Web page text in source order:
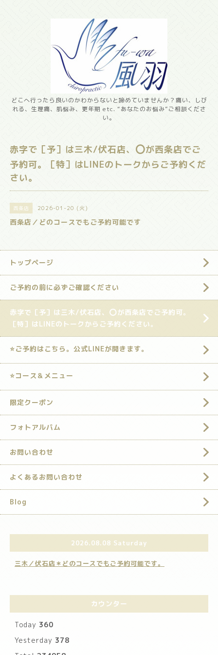
どこへ行ったら良いのかわからないと諦めていませんか？痛い、しび
れる、生理痛、肌悩み、更年期 etc. “あなたのお悩み”ご相談くださ
い。
赤字で［予］は三木/伏石店、⭕️が西条店でご
予約可。［特］はLINEのトークからご予約くだ
さい。
西条店 2026-01-20 (火)
西条店／どのコースでもご予約可能です
トップページ
ご予約の前に必ずご確認ください
赤字で［予］は三木/伏石店、⭕️が西条店でご予約可。
［特］はLINEのトークからご予約ください。
⭐️ご予約はこちら。公式LINEが開きます。
⭐️コース＆メニュー
限定クーポン
フォトアルバム
お問い合わせ
よくあるお問い合わせ
Blog
2026.08.08 Saturday
三木／伏石店＊どのコースでもご予約可能です。
カウンター
Today 360
Yesterday 378